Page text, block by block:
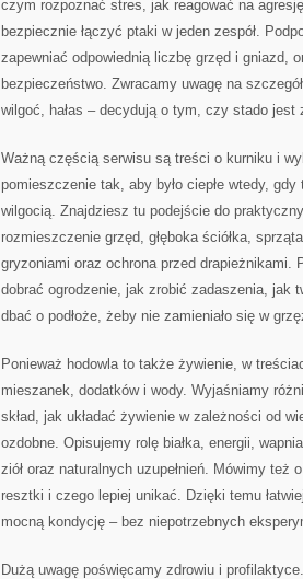
czym rozpoznać stres, jak reagować na
bezpiecznie łączyć ptaki w jeden zespół.
zapewniać odpowiednią liczbę grzęd i gniazd,
bezpieczeństwo. Zwracamy uwagę na
wilgoć, hałas – decydują o tym, czy stado jest
Ważną częścią serwisu są treści o kurniku i
pomieszczenie tak, aby było ciepłe wtedy,
wilgocią. Znajdziesz tu podejście do
rozmieszczenie grzęd, głęboka ściółka,
gryzoniami oraz ochrona przed
dobrać ogrodzenie, jak zrobić zadaszenia, jak
dbać o podłoże, żeby nie zamieniało się w
Ponieważ hodowla to także żywienie, w
mieszanek, dodatków i wody. Wyjaśniamy
skład, jak układać żywienie w zależności od
ozdobne. Opisujemy rolę białka, energii,
ziół oraz naturalnych uzupełnień. Mówimy
resztki i czego lepiej unikać. Dzięki temu
mocną kondycję – bez niepotrzebnych
Dużą uwagę poświęcamy zdrowiu i